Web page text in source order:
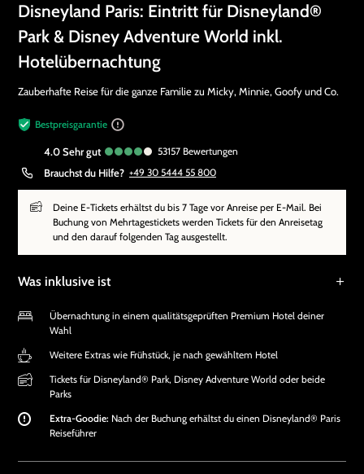
Disneyland Paris: Eintritt für Disneyland®
Park & Disney Adventure World inkl.
Hotelübernachtung
Zauberhafte Reise für die ganze Familie zu Micky, Minnie, Goofy und Co.
Bestpreisgarantie
4.0 sehr gut 53157 Bewertungen
Brauchst du Hilfe? +49 30 5444 55 800
Deine E-Tickets erhältst du bis 7 Tage vor Anreise per E-Mail. Bei
Buchung von Mehrtagestickets werden Tickets für den Anreisetag
und den darauf folgenden Tag ausgestellt.
Was inklusive ist
Übernachtung in einem qualitätsgeprüften Premium Hotel deiner
Wahl
Weitere Extras wie Frühstück, je nach gewähltem Hotel
Tickets für Disneyland® Park, Disney Adventure World oder beide
Parks
Extra-Goodie: Nach der Buchung erhältst du einen Disneyland® Paris
Reiseführer